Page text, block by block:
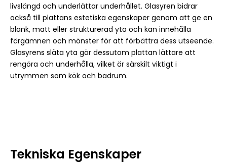
livslängd och underlättar underhållet. Glasyren bidrar
också till plattans estetiska egenskaper genom att ge en
blank, matt eller strukturerad yta och kan innehålla
färgämnen och mönster för att förbättra dess utseende.
Glasyrens släta yta gör dessutom plattan lättare att
rengöra och underhålla, vilket är särskilt viktigt i
utrymmen som kök och badrum.
Tekniska Egenskaper